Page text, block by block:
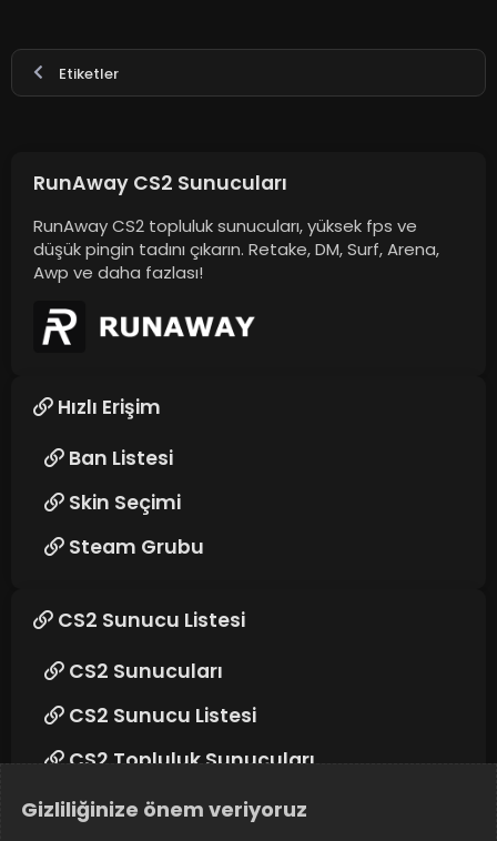
Etiketler
RunAway CS2 Sunucuları
RunAway CS2 topluluk sunucuları, yüksek fps ve
düşük pingin tadını çıkarın. Retake, DM, Surf, Arena,
Awp ve daha fazlası!
Hızlı Erişim
Ban Listesi
Skin Seçimi
Steam Grubu
CS2 Sunucu Listesi
CS2 Sunucuları
CS2 Sunucu Listesi
CS2 Topluluk Sunucuları
Gizliliğinize önem veriyoruz